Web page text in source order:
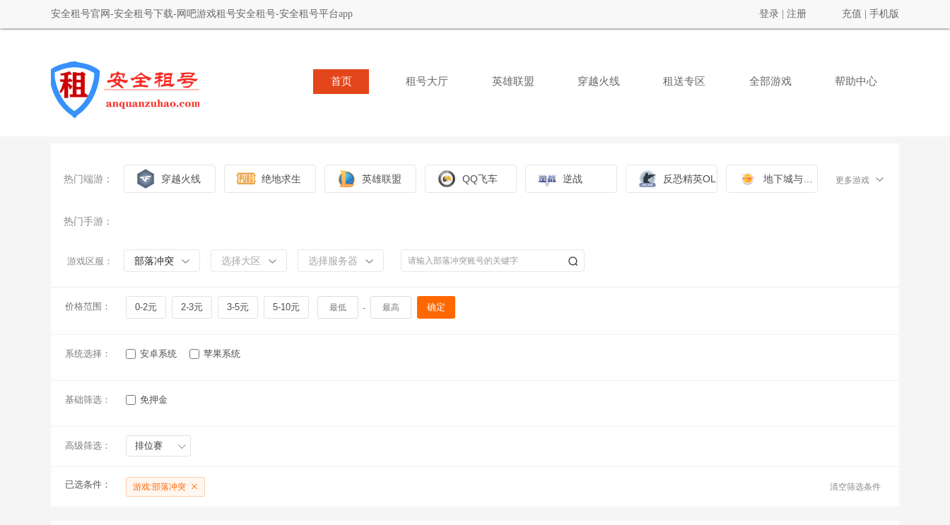
安全租号官网-安全租号下载-网吧游戏租号安全租号-安全租号平台app 登录 注册 充值 手机版
首页 租号大厅 英雄联盟 穿越火线 租送专区 全部游戏 帮助中心
热门端游： 穿越火线 绝地求生 英雄联盟 QQ飞车 逆战 反恐精英OL 更多游戏
热门手游：
游戏区服： 部落冲突 选择大区 选择服务器
价格范围： 0-2元 2-3元 3-5元 5-10元 - 确定
系统选择： 安卓系统 苹果系统
基础筛选： 免押金
高级筛选： 排位赛
已选条件： 游戏:部落冲突 清空筛选条件